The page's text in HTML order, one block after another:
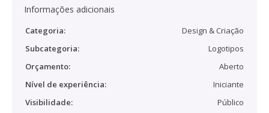
Informações adicionais
Categoria:
Design & Criação
Subcategoria:
Logotipos
Orçamento:
Aberto
Nível de experiência:
Iniciante
Visibilidade:
Público